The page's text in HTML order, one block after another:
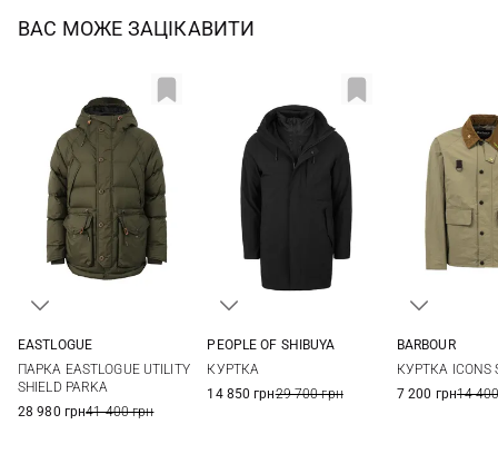
ВАС МОЖЕ ЗАЦІКАВИТИ
EASTLOGUE
ПАРКА EASTLOGUE UTILITY
SHIELD PARKA
28 980 грн41 400 грн
PEOPLE OF SHIBUYA
КУРТКА
14 850 грн29 700 грн
BARBOUR
КУРТКА ICONS
7 200 грн14